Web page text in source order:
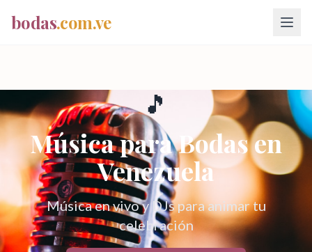
bodas.com.ve
🎵
Música para Bodasen
Venezuela
Música en vivo y DJs para animar tu
celebración